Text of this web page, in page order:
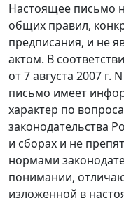
Настоящее письмо
общих правил,
предписания, и не
актом. В
от 7 августа 2007 г.
письмо имеет
характер по
законодательства
и сборах и не
нормами
понимании,
изложенной в